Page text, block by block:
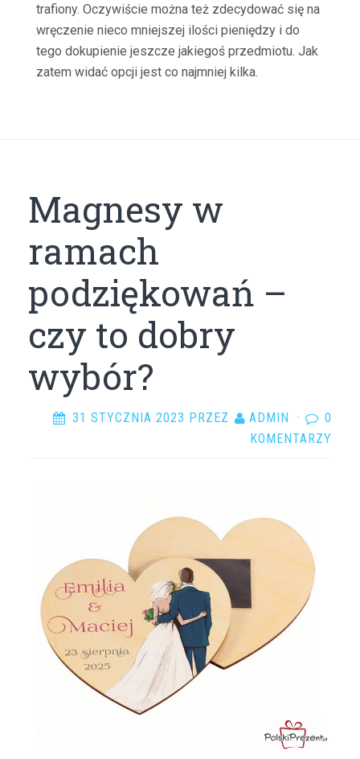
trafiony. Oczywiście można też zdecydować się na
wręczenie nieco mniejszej ilości pieniędzy i do
tego dokupienie jeszcze jakiegoś przedmiotu. Jak
zatem widać opcji jest co najmniej kilka.
Magnesy w
ramach
podziękowań –
czy to dobry
wybór?
31 STYCZNIA 2023 PRZEZ ADMIN ·
0
KOMENTARZY